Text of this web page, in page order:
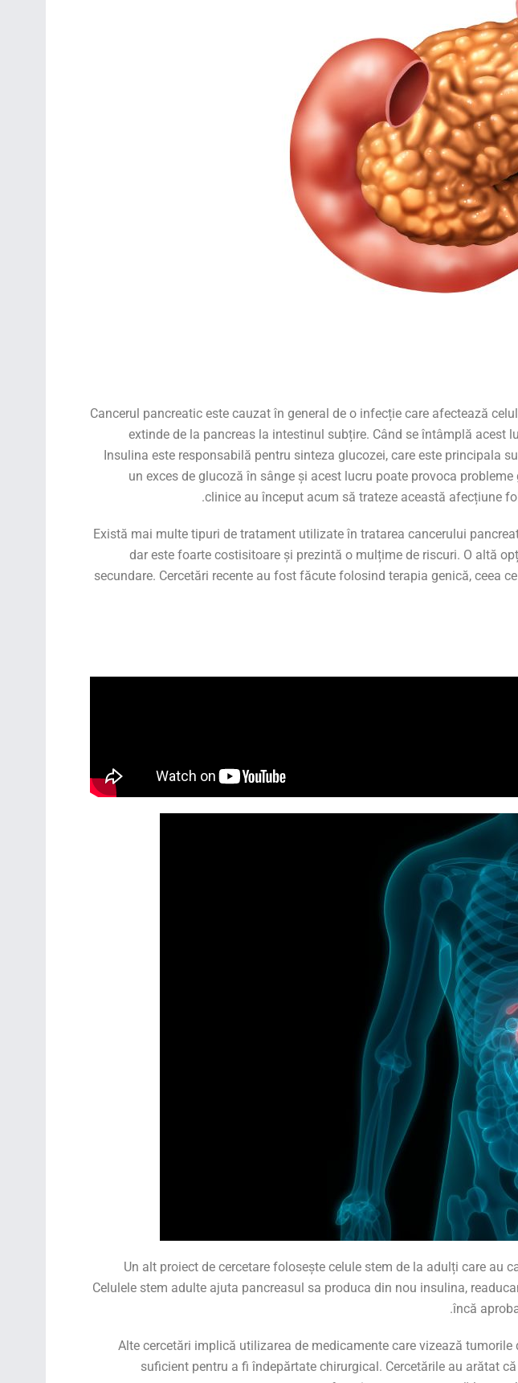
Cancerul pancreatic este cauzat în general de o infecție care afectează
extinde de la pancreas la intestinul subțire. Când se întâmplă acest
Insulina este responsabilă pentru sinteza glucozei, care este principala
un exces de glucoză în sânge și acest lucru poate provoca
clinice au început acum să trateze această afecțiune
Există mai multe tipuri de tratament utilizate în tratarea cancerului
dar este foarte costisitoare și prezintă o mulțime de riscuri. O altă
secundare. Cercetări recente au fost făcute folosind terapia genică, ceea
Un alt proiect de cercetare folosește celule stem de la adulți care au
Celulele stem adulte ajuta pancreasul sa produca din nou insulina,
încă
Alte cercetări implică utilizarea de medicamente care vizează
suficient pentru a fi îndepărtate chirurgical. Cercetările au arătat